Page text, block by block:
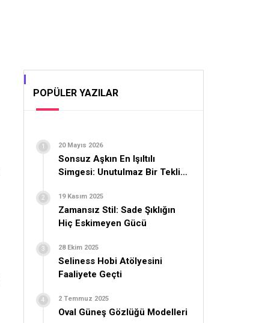
POPÜLER YAZILAR
20 Mayıs 2026
Sonsuz Aşkın En Işıltılı
Simgesi: Unutulmaz Bir Teklif
19 Kasım 2025
Zamansız Stil: Sade Şıklığın
Hiç Eskimeyen Gücü
28 Ekim 2025
Seliness Hobi Atölyesini
Faaliyete Geçti
2 Temmuz 2025
Oval Güneş Gözlüğü Modelleri